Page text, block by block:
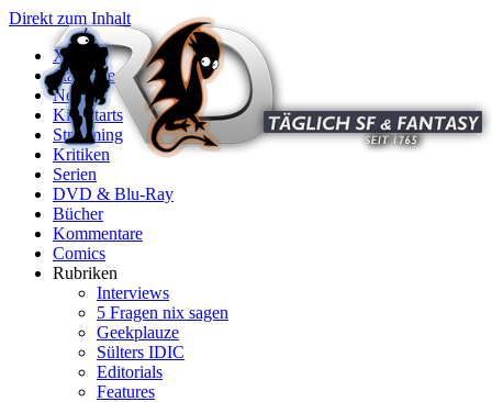
Direkt zum Inhalt
X
Startseite
News
Kinostarts
Streaming
Kritiken
Serien
DVD & Blu-Ray
Bücher
Kommentare
Comics
Rubriken
Interviews
5 Fragen nix sagen
Geekplauze
Sülters IDIC
Editorials
Features